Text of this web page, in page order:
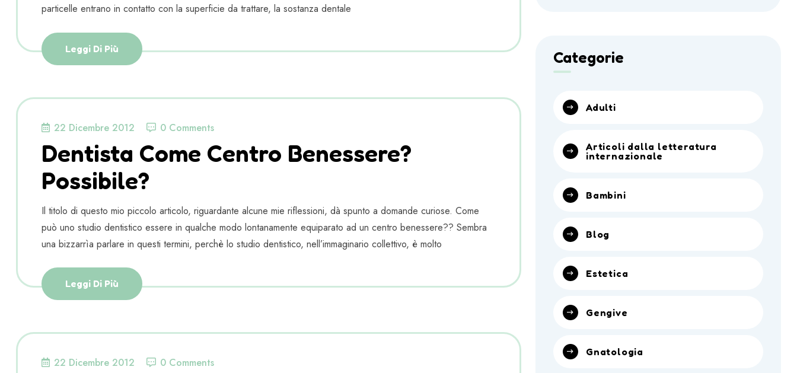
particelle entrano in contatto con la superficie da trattare, la sostanza dentale
Leggi Di Più
22 Dicembre 2012 0 Comments
Dentista Come Centro Benessere?
Possibile?
Il titolo di questo mio piccolo articolo, riguardante alcune mie riflessioni, dà spunto a domande curiose. Come
può uno studio dentistico essere in qualche modo lontanamente equiparato ad un centro benessere?? Sembra
una bizzarrìa parlare in questi termini, perchè lo studio dentistico, nell’immaginario collettivo, è molto
Leggi Di Più
22 Dicembre 2012 0 Comments
Categorie
Adulti
Articoli dalla letteratura
internazionale
Bambini
Blog
Estetica
Gengive
Gnatologia